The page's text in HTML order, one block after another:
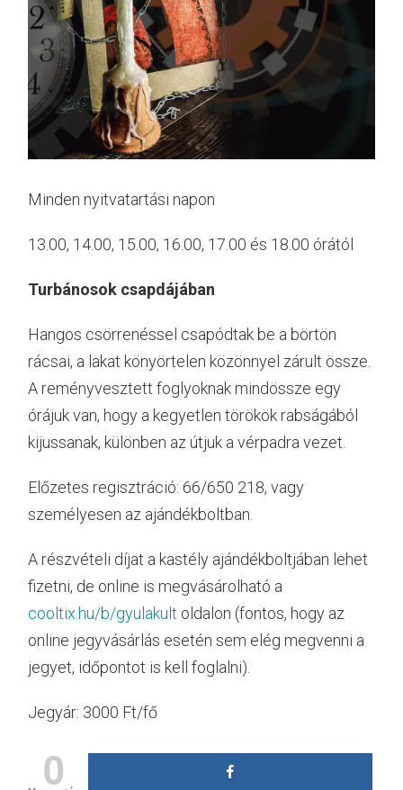
Minden nyitvatartási napon
13.00, 14.00, 15.00, 16.00, 17.00 és 18.00 órától
Turbánosok csapdájában
Hangos csörrenéssel csapódtak be a börtön
rácsai, a lakat könyörtelen közönnyel zárult össze.
A reményvesztett foglyoknak mindössze egy
órájuk van, hogy a kegyetlen törökök rabságából
kijussanak, különben az útjuk a vérpadra vezet.
Előzetes regisztráció: 66/650 218, vagy
személyesen az ajándékboltban.
A részvételi díjat a kastély ajándékboltjában lehet
fizetni, de online is megvásárolható a
cooltix.hu/b/gyulakult oldalon (fontos, hogy az
online jegyvásárlás esetén sem elég megvenni a
jegyet, időpontot is kell foglalni).
Jegyár: 3000 Ft/fő
0